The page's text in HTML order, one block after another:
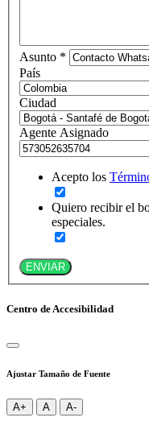
Asunto *
País
Ciudad
Agente Asignado
Acepto los
Quiero recibir el
especiales.
ENVIAR
Centro de Accesibilidad
Ajustar Tamaño de Fuente
A+ A A-